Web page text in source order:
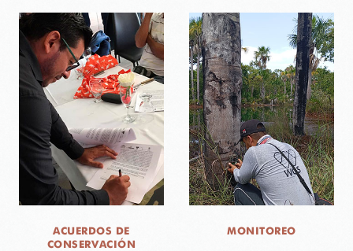
ACUERDOS DE
CONSERVACIÓN
MONITOREO